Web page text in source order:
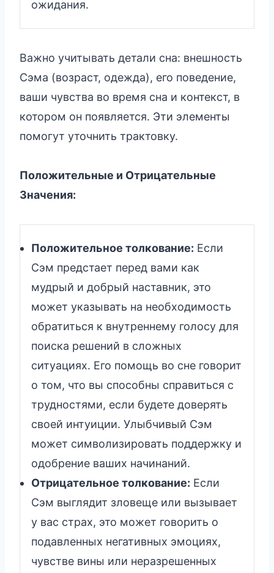
ожидания.
Важно учитывать детали сна: внешность
Сэма (возраст, одежда), его поведение,
ваши чувства во время сна и контекст, в
котором он появляется. Эти элементы
помогут уточнить трактовку.
Положительные и Отрицательные
Значения:
Положительное толкование: Если
Сэм предстает перед вами как
мудрый и добрый наставник, это
может указывать на необходимость
обратиться к внутреннему голосу для
поиска решений в сложных
ситуациях. Его помощь во сне говорит
о том, что вы способны справиться с
трудностями, если будете доверять
своей интуиции. Улыбчивый Сэм
может символизировать поддержку и
одобрение ваших начинаний.
Отрицательное толкование: Если
Сэм выглядит зловеще или вызывает
у вас страх, это может говорить о
подавленных негативных эмоциях,
чувстве вины или неразрешенных